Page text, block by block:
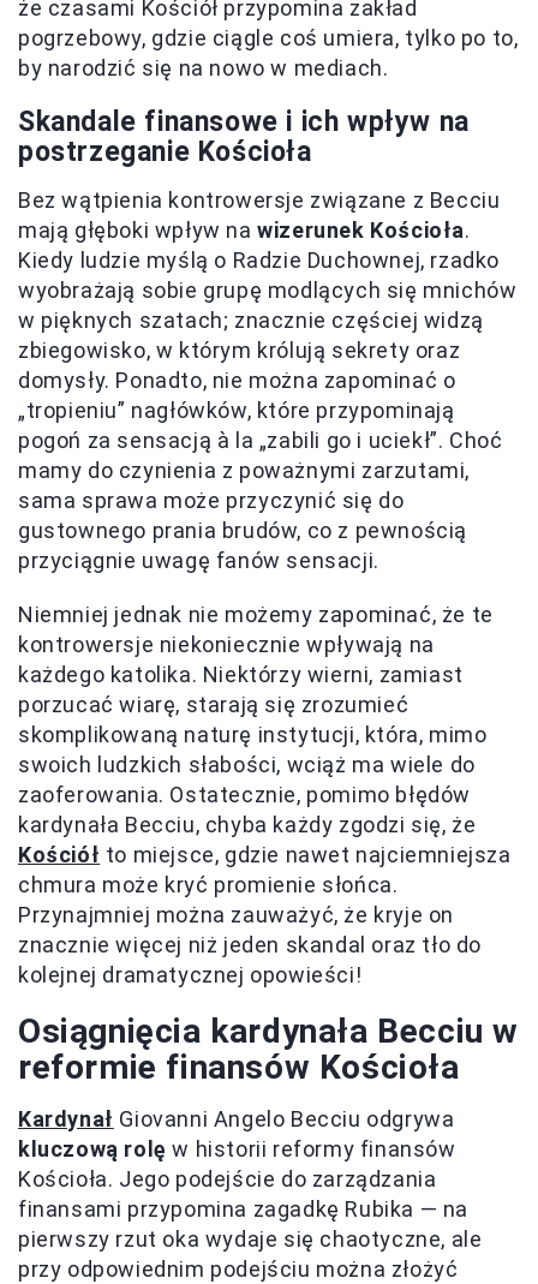
że czasami Kościół przypomina zakład
pogrzebowy, gdzie ciągle coś umiera, tylko po to,
by narodzić się na nowo w mediach.
Skandale finansowe i ich wpływ na
postrzeganie Kościoła
Bez wątpienia kontrowersje związane z Becciu
mają głęboki wpływ nawizerunek Kościoła.
Kiedy ludzie myślą o Radzie Duchownej, rzadko
wyobrażają sobie grupę modlących się mnichów
w pięknych szatach; znacznie częściej widzą
zbiegowisko, w którym królują sekrety oraz
domysły. Ponadto, nie można zapominać o
„tropieniu” nagłówków, które przypominają
pogoń za sensacją à la „zabili go i uciekł”. Choć
mamy do czynienia z poważnymi zarzutami,
sama sprawa może przyczynić się do
gustownego prania brudów, co z pewnością
przyciągnie uwagę fanów sensacji.
Niemniej jednak nie możemy zapominać, że te
kontrowersje niekoniecznie wpływają na
każdego katolika. Niektórzy wierni, zamiast
porzucać wiarę, starają się zrozumieć
skomplikowaną naturę instytucji, która, mimo
swoich ludzkich słabości, wciąż ma wiele do
zaoferowania. Ostatecznie, pomimo błędów
kardynała Becciu, chyba każdy zgodzi się, że
Kościół to miejsce, gdzie nawet najciemniejsza
chmura może kryć promienie słońca.
Przynajmniej można zauważyć, że kryje on
znacznie więcej niż jeden skandal oraz tło do
kolejnej dramatycznej opowieści!
Osiągnięcia kardynała Becciu w
reformie finansów Kościoła
Kardynał Giovanni Angelo Becciu odgrywa
kluczową rolę w historii reformy finansów
Kościoła. Jego podejście do zarządzania
finansami przypomina zagadkę Rubika — na
pierwszy rzut oka wydaje się chaotyczne, ale
przy odpowiednim podejściu można złożyć